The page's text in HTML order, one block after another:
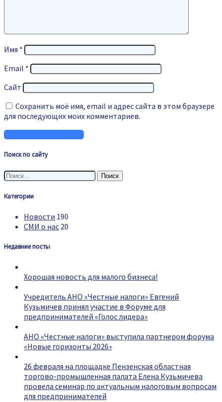
Имя *
Email *
Сайт
Сохранить моё имя, email и адрес сайта в этом браузере
для последующих моих комментариев.
Поиск по сайту
Найти:
Категории
Новости 190
СМИ о нас 20
Недавние посты
Хорошая новость для малого бизнеса!
Учредитель АНО «Честные налоги» Евгений
Кузьмичев принял участие в Форуме для
предпринимателей «Голос лидера»
АНО «Честные налоги» выступила партнером форума
«Новые горизонты 2026»
26 февраля на площадке Пензенская областная
торгово-промышленная палата Елена Кузьмичева
провела семинар по актуальным налоговым вопросам
для предпринимателей